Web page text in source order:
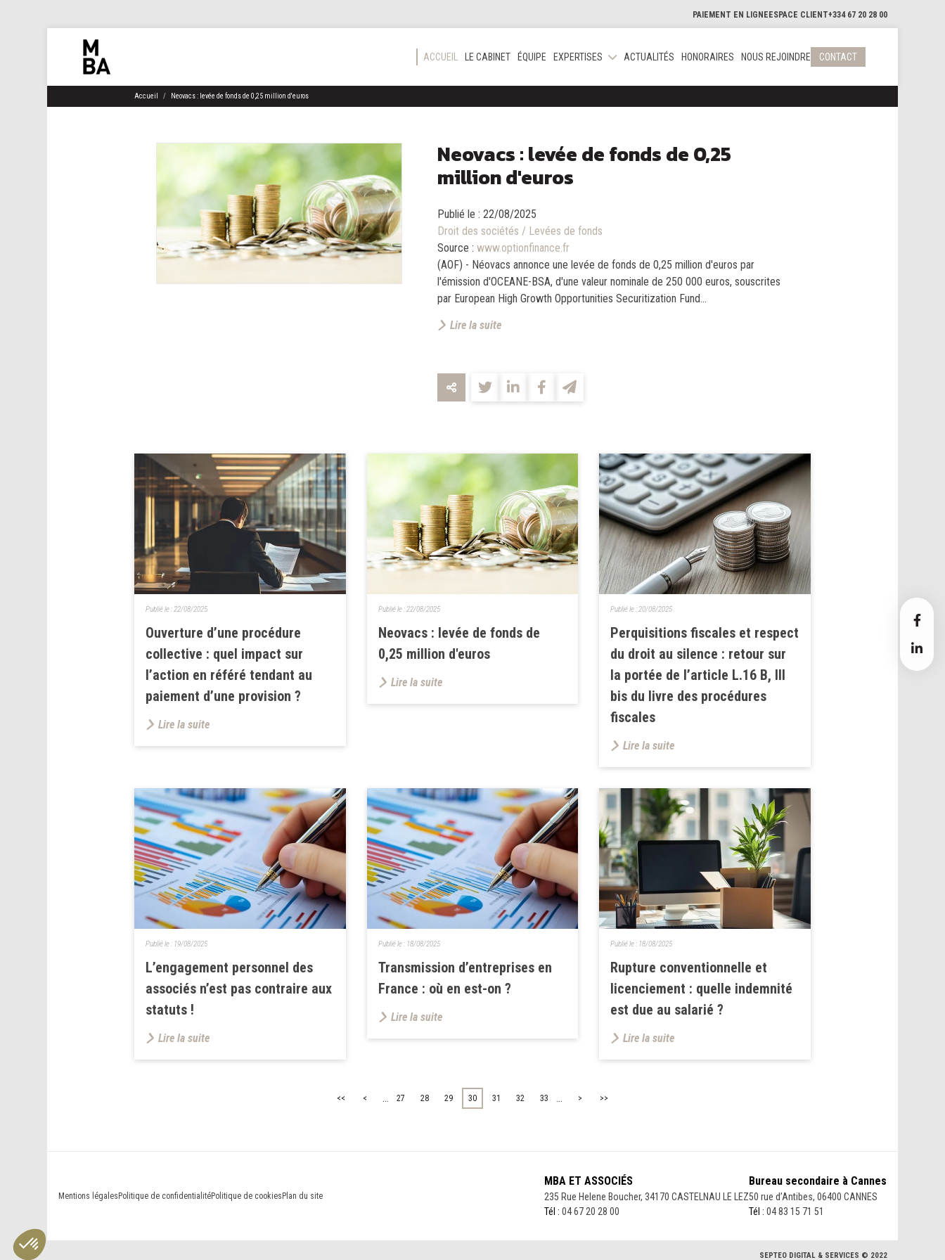
PAIEMENT EN LIGNE ESPACE CLIENT+334 67 20 28 00
ACCUEIL LE CABINET ÉQUIPE EXPERTISES ACTUALITÉS HONORAIRES NOUS REJOINDRE CONTACT
Accueil Neovacs : levée de fonds de 0,25 million d'euros
Neovacs : levée de fonds de 0,25
million d'euros
Publié le : 22/08/2025
Droit des sociétés / Levées de fonds
Source : www.optionfinance.fr
(AOF) - Néovacs annonce une levée de fonds de 0,25 million d'euros par
l'émission d'OCEANE-BSA, d'une valeur nominale de 250 000 euros, souscrites
par European High Growth Opportunities Securitization Fund...
Lire la suite
Ouverture d’une procédure
collective : quel impact sur
l’action en référé tendant au
paiement d’une provision ?
Publié le :22/08/2025
Lire la suite
Neovacs : levée de fonds de
0,25 million d'euros
Publié le :22/08/2025
Lire la suite
Perquisitions fiscales et respect
du droit au silence : retour sur
la portée de l’article L.16 B, III
bis du livre des procédures
fiscales
Publié le :20/08/2025
Lire la suite
L’engagement personnel des
associés n’est pas contraire aux
statuts !
Publié le : 19/08/2025
Lire la suite
Transmission d’entreprises en
France : où en est-on ?
Publié le : 18/08/2025
Lire la suite
Rupture conventionnelle et
licenciement : quelle indemnité
est due au salarié ?
Publié le : 18/08/2025
Lire la suite
<< < ... 27 28 29 30 31 32 33 ... > >>
Mentions légales Politique de confidentialitéPolitique de cookies Plan du site
MBA ET ASSOCIÉS
235 Rue Helene Boucher, 34170 CASTELNAU LE LEZ
Tél : 04 67 20 28 00
Bureau secondaire à Cannes
50 rue d’Antibes, 06400 CANNES
Tél : 04 83 15 71 51
SEPTEO DIGITAL & SERVICES © 2022